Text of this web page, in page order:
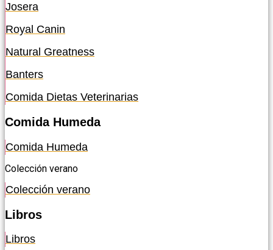
Josera
Royal Canin
Natural Greatness
Banters
Comida Dietas Veterinarias
Comida Humeda
Comida Humeda
Colección verano
Colección verano
Libros
Libros